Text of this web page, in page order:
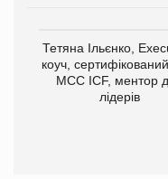
Тетяна Ільєнко,
коуч,
МСС ICF, ментор
лідерів